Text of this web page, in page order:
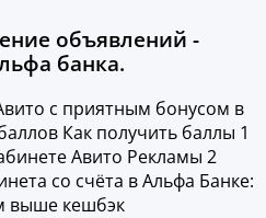
объявлений -
банка.
с приятным бонусом в
Как получить баллы 1
Авито Рекламы 2
со счёта в Альфа Банке:
выше кешбэк